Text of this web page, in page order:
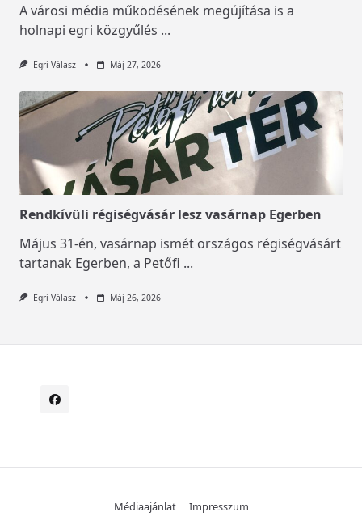
A városi média működésének megújítása is a
holnapi egri közgyűlés ...
Egri Válasz Máj 27, 2026
Rendkívüli régiségvásár lesz vasárnap Egerben
Május 31-én, vasárnap ismét országos régiségvásárt
tartanak Egerben, a Petőfi ...
Egri Válasz Máj 26, 2026
Médiaajánlat Impresszum